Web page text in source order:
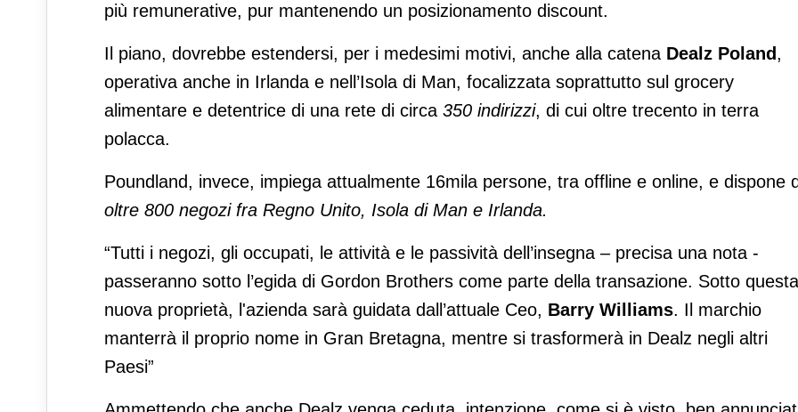
più remunerative, pur mantenendo un posizionamento discount.
Il piano, dovrebbe estendersi, per i medesimi motivi, anche alla catena Dealz Poland,
operativa anche in Irlanda e nell’Isola di Man, focalizzata soprattutto sul grocery
alimentare e detentrice di una rete di circa 350 indirizzi, di cui oltre trecento in terra
polacca.
Poundland, invece, impiega attualmente 16mila persone, tra offline e online, e dispone
oltre 800 negozi fra Regno Unito, Isola di Man e Irlanda.
“Tutti i negozi, gli occupati, le attività e le passività dell’insegna – precisa una nota -
passeranno sotto l’egida di Gordon Brothers come parte della transazione. Sotto questa
nuova proprietà, l'azienda sarà guidata dall’attuale Ceo, Barry Williams. Il marchio
manterrà il proprio nome in Gran Bretagna, mentre si trasformerà in Dealz negli altri
Paesi”